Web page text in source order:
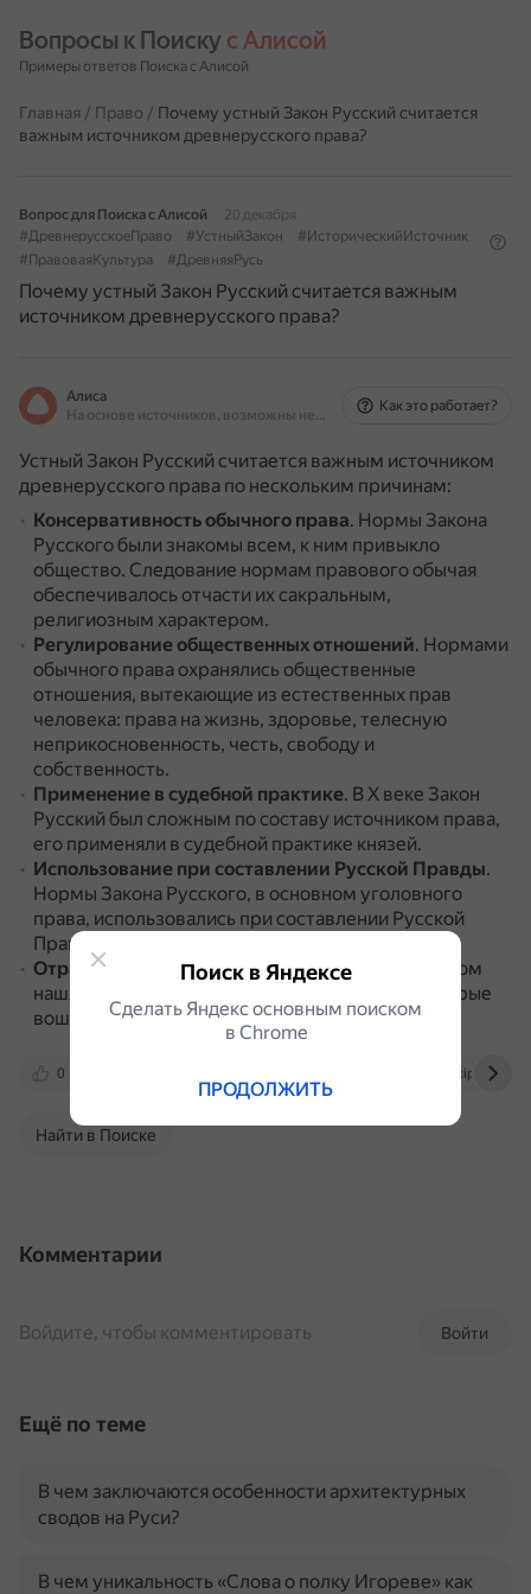
Вопросы к Поиску с Алисой
Примеры ответов Поиска с Алисой
Главная / Право / Почему устный Закон Русский считается
важным источником древнерусского права?
Вопрос для Поиска с Алисой
20 декабря
#ДревнерусскоеПраво
#УстныйЗакон
#ИсторическийИсточник
#ПравоваяКультура
#ДревняяРусь
Почему устный Закон Русский считается важным
источником древнерусского права?
Алиса
На основе источников, возможны неточности
Как это работает?
Устный Закон Русский считается важным источником
древнерусского права по нескольким причинам:
Консервативность обычного права. Нормы Закона
Русского были знакомы всем, к ним привыкло
общество. Следование нормам правового обычая
обеспечивалось отчасти их сакральным,
религиозным характером.
Регулирование общественных отношений. Нормами
обычного права охранялись общественные
отношения, вытекающие из естественных прав
человека: права на жизнь, здоровье, телесную
неприкосновенность, честь, свободу и
собственность.
Применение в судебной практике. В X веке Закон
Русский был сложным по составу источником права,
его применяли в судебной практике князей.
Использование при составлении Русской Правды.
Нормы Закона Русского, в основном уголовного
права, использовались при составлении Русской
Правды (Краткой и Пространной редакций).
Отражение бытовых традиций.В Законе Русском
нашли своё отражение бытовые традиции, которые
вошли потом в Русскую Правду.
0 ru.wikipedia.org
Найти в Поиске
Комментарии
Войти
Войдите, чтобы комментировать
Ещё по теме
В чем заключаются особенности архитектурных
сводов на Руси?
В чем уникальность «Слова о полку Игореве» как
Поиск в Яндексе
Сделать Яндекс основным поиском
в Сhrome
ПРОДОЛЖИТЬ